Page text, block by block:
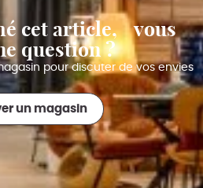
cet article, vous
question ?
pour discuter de vos envies
un magasin